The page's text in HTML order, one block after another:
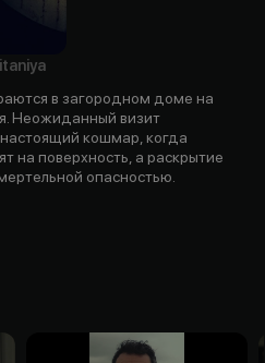
в загородном доме на
Неожиданный визит
кошмар, когда
на поверхность, а раскрытие
опасностью.